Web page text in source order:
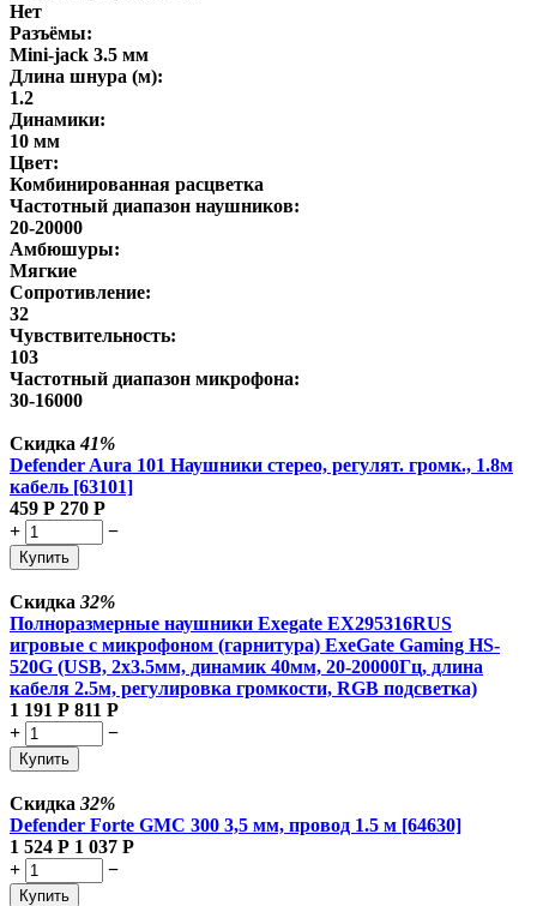
Нет
Разъёмы:
Mini-jack 3.5 мм
Длина шнура (м):
1.2
Динамики:
10 мм
Цвет:
Комбинированная расцветка
Частотный диапазон наушников:
20-20000
Амбюшуры:
Мягкие
Сопротивление:
32
Чувствительность:
103
Частотный диапазон микрофона:
30-16000
Скидка41%
Defender Aura 101 Наушники стерео, регулят. громк., 1.8м
кабель [63101]
459 Р 270 Р
+
−
Купить
Скидка 32%
Полноразмерные наушники Exegate EX295316RUS
игровые с микрофоном (гарнитура) ExeGate Gaming HS-
520G (USB, 2x3.5мм, динамик 40мм, 20-20000Гц, длина
кабеля 2.5м, регулировка громкости, RGB подсветка)
1 191 Р 811 Р
+
−
Купить
Скидка 32%
Defender Forte GMC 300 3,5 мм, провод 1.5 м [64630]
1 524 Р 1 037 Р
+
−
Купить